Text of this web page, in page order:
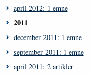
april 2012: 1 emne
2011
december 2011: 1 emne
september 2011: 1 emne
april 2011: 2 artikler